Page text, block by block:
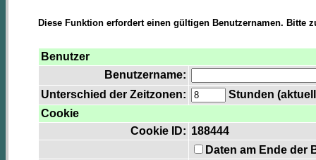
Diese Funktion erfordert einen gültigen Benutzernamen. Bitte
Benutzer
Benutzername:
Unterschied der Zeitzonen:
Stunden
Cookie
Cookie ID: 188444
Daten am Ende der